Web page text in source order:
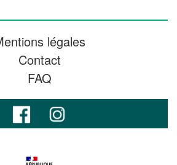
légales
Contact
FAQ